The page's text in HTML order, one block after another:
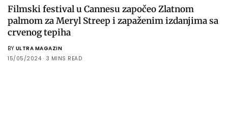
Filmski festival u Cannesu započeo Zlatnom
palmom za Meryl Streep i zapaženim izdanjima sa
crvenog tepiha
BY ULTRA MAGAZIN
15/05/2024
3 MINS READ